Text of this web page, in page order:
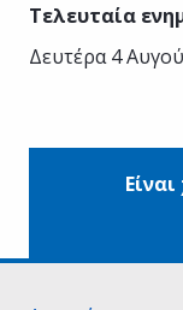
Τελευταία
Δευτέρα 4